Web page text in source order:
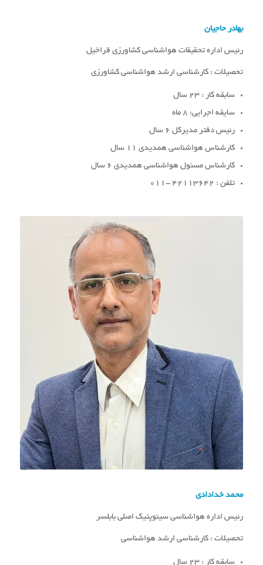
بهادر حاجیان
رئیس اداره تحقیقات هواشناسی کشاورزی قراخیل
تحصیلات : کارشناسی ارشد هواشناسی کشاورزی
سابقه کار : 23 سال
سایقه اجرایی: 8 ماه
رئیس دفتر مدیرکل 6 سال
کارشناس هواشناسی همدیدی 11 سال
کارشناس مسئول هواشناسی همدیدی 6 سال
تلفن : 42113642 -011
محمد خدادادی
رئیس اداره هواشناسی سینوپتیک اصلی بابلسر
تحصیلات : کارشناسی ارشد هواشناسی
سابقه کار : 23 سال